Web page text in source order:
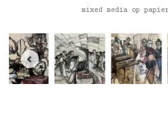
mixed media op